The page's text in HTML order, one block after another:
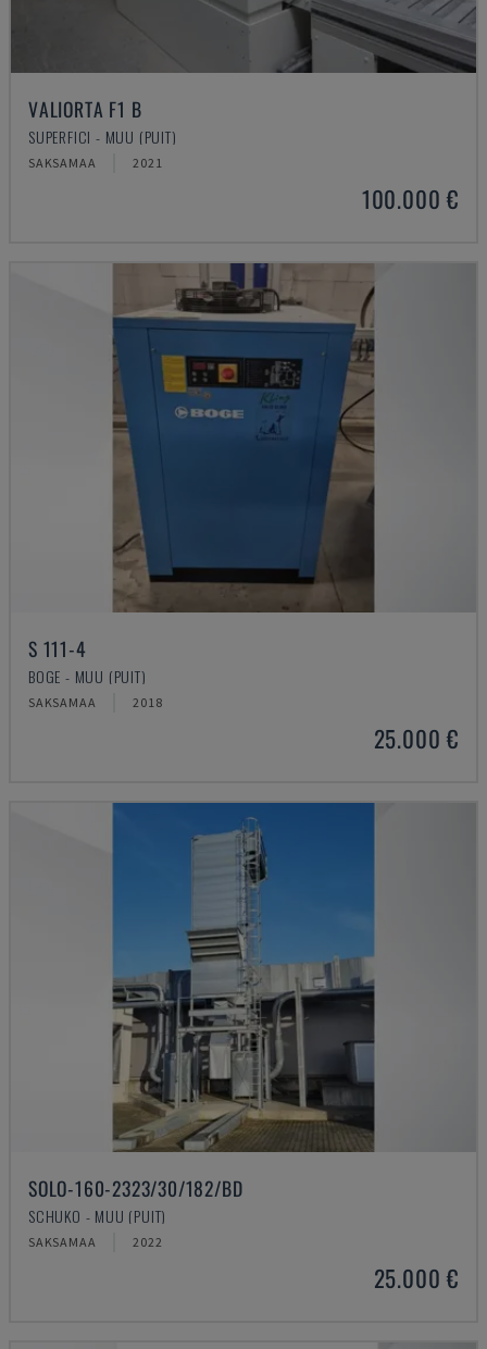
VALIORTA F1 B
SUPERFICI - MUU (PUIT)
SAKSAMAA 2021
100.000 €
S 111-4
BOGE - MUU (PUIT)
SAKSAMAA 2018
25.000 €
SOLO-160-2323/30/182/BD
SCHUKO - MUU (PUIT)
SAKSAMAA 2022
25.000 €